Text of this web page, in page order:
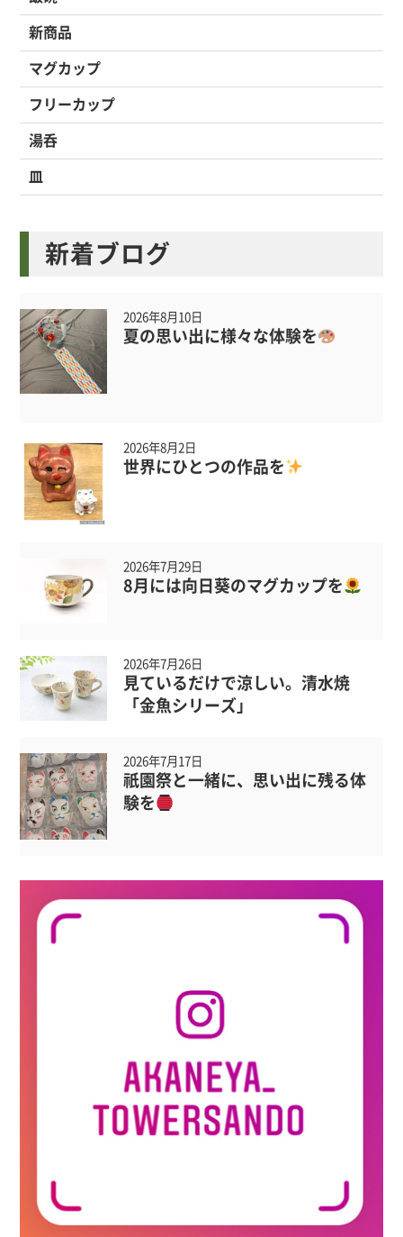
新商品
マグカップ
フリーカップ
湯呑
皿
新着ブログ
2026年8月10日
夏の思い出に様々な体験を
2026年8月2日
世界にひとつの作品を
2026年7月29日
8月には向日葵のマグカップを
2026年7月26日
見ているだけで涼しい。清水焼
「金魚シリーズ」
2026年7月17日
祇園祭と一緒に、思い出に残る体
験を